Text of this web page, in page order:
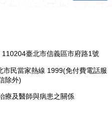
臺北市信義區市府路1號
民當家熱線 1999(免付費電話服
除外)
療及醫師與病患之關係